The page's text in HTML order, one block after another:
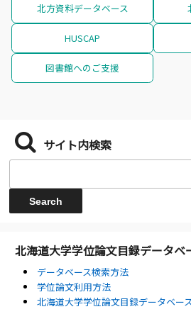
北方資料データベース
HUSCAP
図書館へのご支援
サイト内検索
北海道大学学位論文目録データベ
データベース検索方法
学位論文利用方法
北海道大学学位論文目録データベー